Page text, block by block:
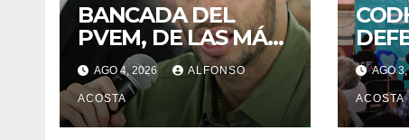
BANCADA DEL
PVEM, DE LAS MÁS
ACTIVAS
AGO 4, 2026 ALFONSO
ACOSTA
AGO
ACOSTA